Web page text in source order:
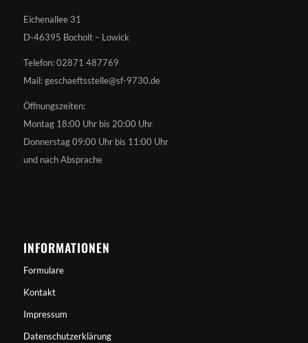
Eichenallee 31
D-46395 Bocholt – Lowick
Telefon: 02871 487769
Mail: geschaeftsstelle@sf-9730.de
Öffnungszeiten:
Montag 18:00 Uhr bis 20:00 Uhr
Donnerstag 09:00 Uhr bis 11:00 Uhr
und nach Absprache
INFORMATIONEN
Formulare
Kontakt
Impressum
Datenschutzerklärung